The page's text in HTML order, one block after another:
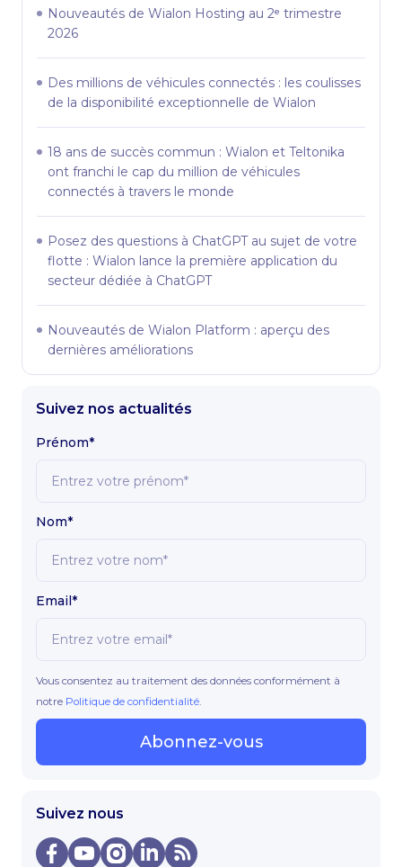
Nouveautés de Wialon Hosting au 2ᵉ trimestre
2026
Des millions de véhicules connectés : les coulisses
de la disponibilité exceptionnelle de Wialon
18 ans de succès commun : Wialon et Teltonika
ont franchi le cap du million de véhicules
connectés à travers le monde
Posez des questions à ChatGPT au sujet de votre
flotte : Wialon lance la première application du
secteur dédiée à ChatGPT
Nouveautés de Wialon Platform : aperçu des
dernières améliorations
Suivez nos actualités
Prénom*
Nom*
Email*
Vous consentez au traitement des données conformément à
notre Politique de confidentialité
Abonnez-vous
Suivez nous